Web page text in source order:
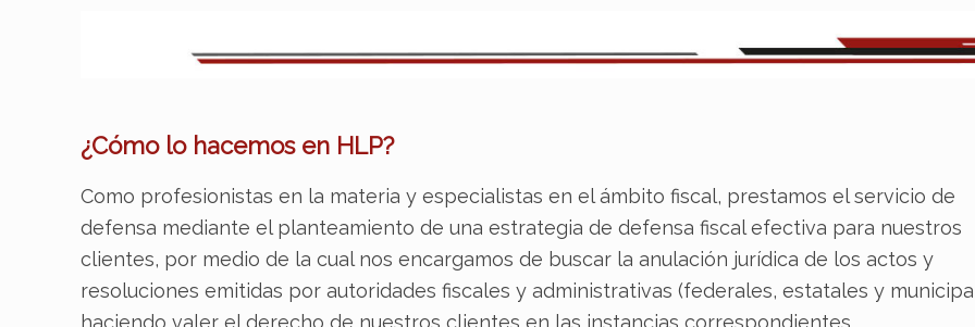
¿Cómo lo hacemos en HLP?
Como profesionistas en la materia y especialistas en el ámbito fiscal, prestamos el servicio de
defensa mediante el planteamiento de una estrategia de defensa fiscal efectiva para nuestros
clientes, por medio de la cual nos encargamos de buscar la anulación jurídica de los actos y
resoluciones emitidas por autoridades fiscales y administrativas (federales, estatales y